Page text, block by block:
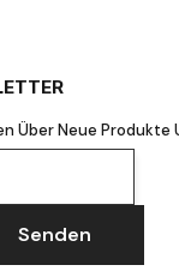
Über Neue Produkte
Senden